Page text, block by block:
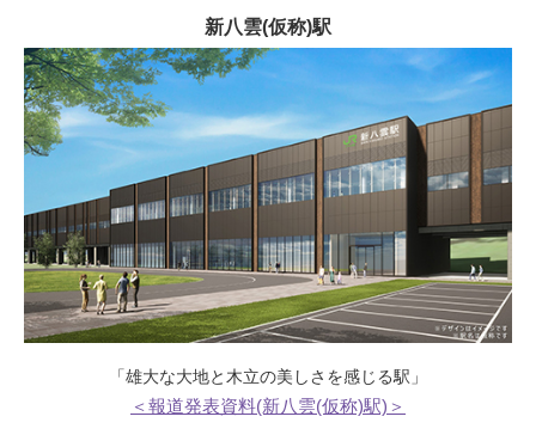
新八雲(仮称)駅
「雄大な大地と木立の美しさを感じる駅」
＜報道発表資料(新八雲(仮称)駅)＞